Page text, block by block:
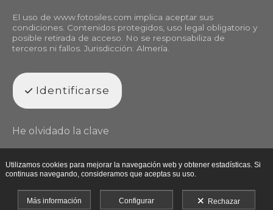
El uso de www.fotosiles.com implica aceptar sus
condiciones. Contenidos protegidos, uso legal obligatorio y
posible retirada de acceso. No se responsabiliza de
terceros ni fallos. Jurisdicción: Almería.
Identificarse
He olvidado la clave
Utilizamos cookies para mejorar la navegación web y obtener estadísticas. Si
continuas navegando, consideramos que aceptas su uso.
Más información Configurar Rechazar